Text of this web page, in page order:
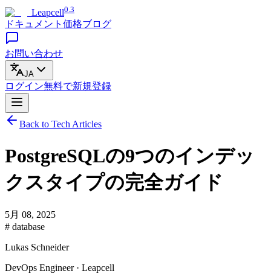
Leapcell0.3
ドキュメント 価格ブログ
お問い合わせ
JA
ログイン無料で新規登録
Back to Tech Articles
PostgreSQLの9つのインデッ
クスタイプの完全ガイド
5月 08, 2025
# database
Lukas Schneider
DevOps Engineer · Leapcell